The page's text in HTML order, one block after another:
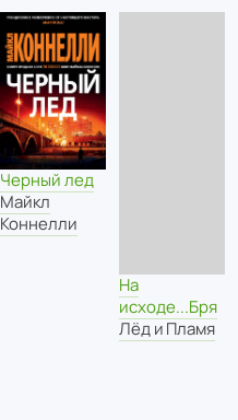
Черный лед
Майкл
Коннелли
На
исходе...Бря
Лёд и Пламя